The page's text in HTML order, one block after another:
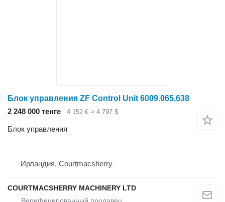
Блок управления ZF Control Unit 6009.065.638
2 248 000 тенге
4 152 € ≈ 4 797 $
Блок управления
Ирландия, Courtmacsherry
COURTMACSHERRY MACHINERY LTD